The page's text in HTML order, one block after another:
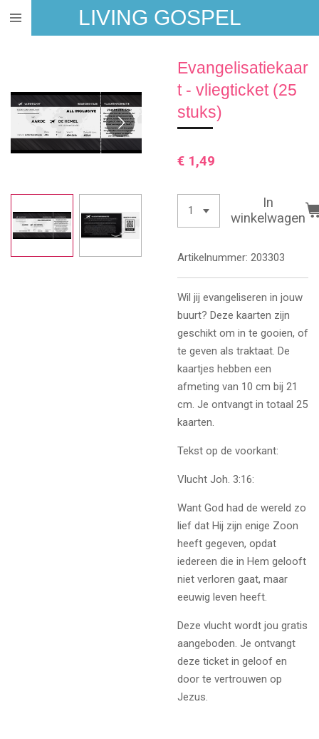
Ga
direct
LIVING GOSPEL
Evangelisatiekaar
t - vliegticket (25
stuks)
€ 1,49
In
winkelwagen
Artikelnummer: 203303
Wil jij evangeliseren in jouw
buurt? Deze kaarten zijn
geschikt om in te gooien, of
te geven als traktaat. De
kaartjes hebben een
afmeting van 10 cm bij 21
cm. Je ontvangt in totaal 25
kaarten.
Tekst op de voorkant:
Vlucht Joh. 3:16:
Want God had de wereld zo
lief dat Hij zijn enige Zoon
heeft gegeven, opdat
iedereen die in Hem gelooft
niet verloren gaat, maar
eeuwig leven heeft.
Deze vlucht wordt jou gratis
aangeboden. Je ontvangt
deze ticket in geloof en
door te vertrouwen op
Jezus.